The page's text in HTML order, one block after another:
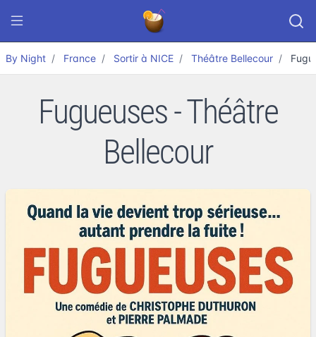
By Night France Sortir à NICE Théâtre Bellecour
Fugueuses - Théâtre
Bellecour